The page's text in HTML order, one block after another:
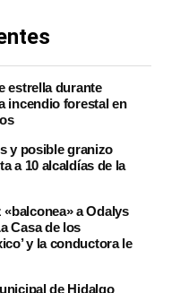
estrella durante
incendio forestal en
y posible granizo
a 10 alcaldías de la
a Odalys
Casa de los
y la conductora le
de Hidalgo